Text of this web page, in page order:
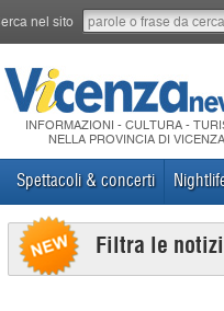
nel sito
INFORMAZIONI - CULTURA -
NELLA PROVINCIA DI VICENZA
Spettacoli & concerti
Filtra le